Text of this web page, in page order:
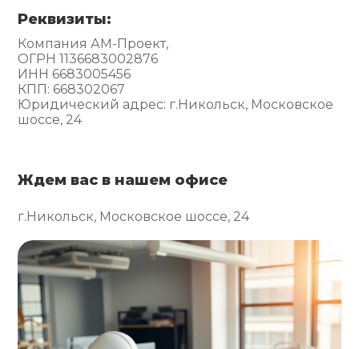
Реквизиты:
Компания АМ-Проект,
ОГРН 1136683002876
ИНН 6683005456
КПП: 668302067
Юридический адрес: г.Никольск, Московское
шоссе, 24
Ждем вас в нашем офисе
г.Никольск, Московское шоссе, 24